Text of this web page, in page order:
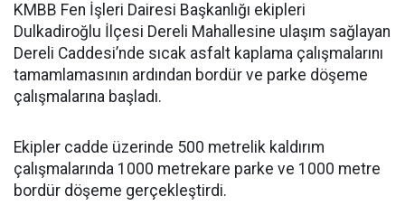
KMBB Fen İşleri Dairesi Başkanlığı ekipleri
Dulkadiroğlu İlçesi Dereli Mahallesine ulaşım sağlayan
Dereli Caddesi’nde sıcak asfalt kaplama çalışmalarını
tamamlamasının ardından bordür ve parke döşeme
çalışmalarına başladı.
Ekipler cadde üzerinde 500 metrelik kaldırım
çalışmalarında 1000 metrekare parke ve 1000 metre
bordür döşeme gerçekleştirdi.